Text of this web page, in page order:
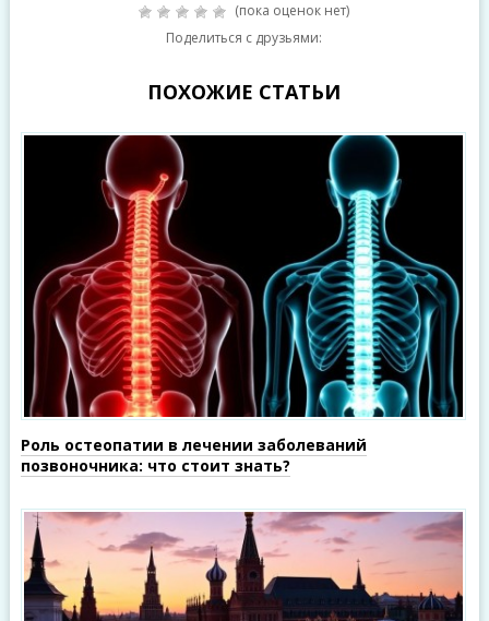
(пока оценок нет)
Поделиться с друзьями:
ПОХОЖИЕ СТАТЬИ
Роль остеопатии в лечении заболеваний
позвоночника: что стоит знать?